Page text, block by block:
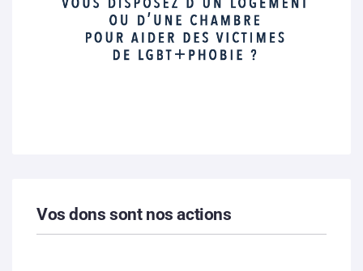
Vos dons sont nos actions